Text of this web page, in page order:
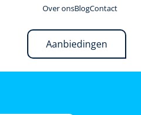
Over onsBlogContact
Aanbiedingen